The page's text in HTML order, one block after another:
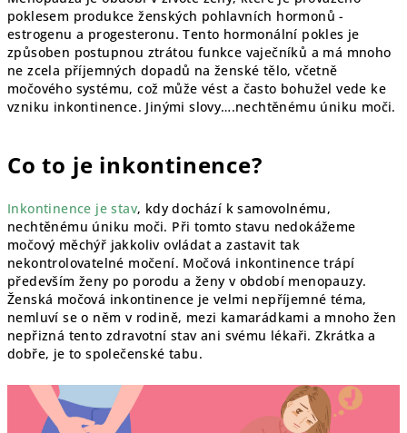
poklesem produkce ženských pohlavních hormonů -
estrogenu a progesteronu. Tento hormonální pokles je
způsoben postupnou ztrátou funkce vaječníků a má mnoho
ne zcela příjemných dopadů na ženské tělo, včetně
močového systému, což může vést a často bohužel vede ke
vzniku inkontinence. Jinými slovy….nechtěnému úniku moči.
Co to je inkontinence?
Inkontinence je stav, kdy dochází k samovolnému,
nechtěnému úniku moči. Při tomto stavu nedokážeme
močový měchýř jakkoliv ovládat a zastavit tak
nekontrolovatelné močení. Močová inkontinence trápí
především ženy po porodu a ženy v období menopauzy.
Ženská močová inkontinence je velmi nepříjemné téma,
nemluví se o něm v rodině, mezi kamarádkami a mnoho žen
nepřizná tento zdravotní stav ani svému lékaři. Zkrátka a
dobře, je to společenské tabu.